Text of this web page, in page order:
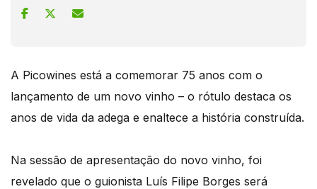
A Picowines está a comemorar 75 anos com o
lançamento de um novo vinho – o rótulo destaca os
anos de vida da adega e enaltece a história construída.
Na sessão de apresentação do novo vinho, foi
revelado que o guionista Luís Filipe Borges será